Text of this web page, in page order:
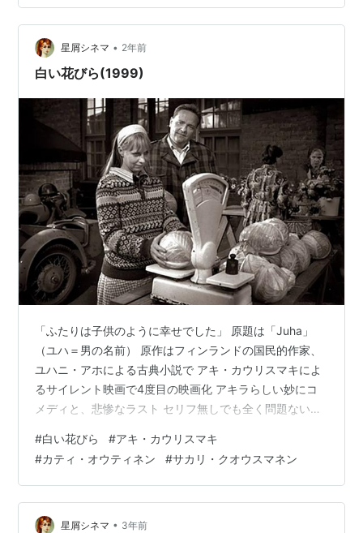
た。 家庭用マッチ 並型 12P 桃印 兼松サステック 兼松サ
ステック(Kanematsu Sustech) Amazon そんな工場の歯
車の一つとして単純作業をくり返している主人公は、
家…
星屑シネマ • 2年前
白い花びら(1999)
「ふたりは子供のように幸せでした」 原題は「Juha」
（ユハ＝男の名前） 原作はフィンランドの国民的作家、
ユハニ・アホによる古典小説で アキ・カウリスマキによ
るサイレント映画で4度目の映画化 アキラらしい妙にコ
メディと、悲惨なラスト セリフ無しでも全く問題ない展
かも（笑） 貧しくとも幸せな生活を送っていたキャベツ
農家の夫婦ところに 車の故障で突然やって来た伊達男シ
ュメイッカ（アンドレ・ウィルムス） お人好しの夫ユハ
（サカリ・クオウスマネン）はシュメイッカを家に泊め
彼の高級車（コンバーチブル）を修理することにします
#白い花びら #アキ・カウリスマキ
#カティ・オウティネン #サカリ・クオウスマネン
星屑シネマ • 3年前